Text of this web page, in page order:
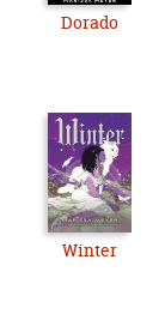
Dorado
Winter